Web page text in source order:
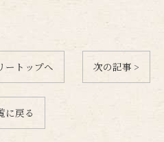
ートップへ 次の記事 >
に戻る